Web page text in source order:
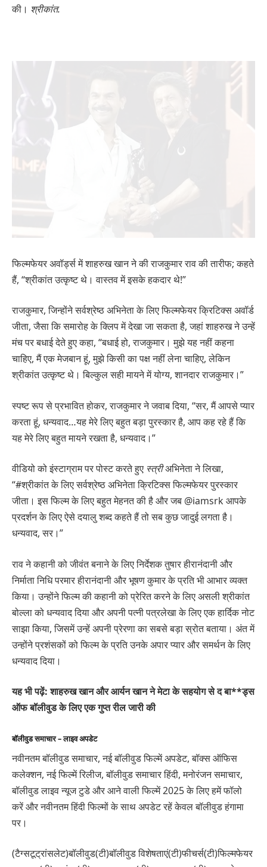
की। श्रीकांत.
फिल्मफेयर अवॉर्ड्स में शाहरुख खान ने की राजकुमार राव की तारीफ; कहते
हैं, “श्रीकांत उत्कृष्ट थे। वास्तव में इसके हकदार थे!”
राजकुमार, जिन्होंने सर्वश्रेष्ठ अभिनेता के लिए फिल्मफेयर क्रिटिक्स अवॉर्ड
जीता, जैसा कि समारोह के क्लिप में देखा जा सकता है, जहां शाहरुख ने उन्हें
मंच पर बधाई देते हुए कहा, “बधाई हो, राजकुमार। मुझे यह नहीं कहना
चाहिए, मैं एक मेजबान हूं, मुझे किसी का पक्ष नहीं लेना चाहिए, लेकिन
श्रीकांत उत्कृष्ट थे। बिल्कुल सही मायने में योग्य, शानदार राजकुमार।”
स्पष्ट रूप से प्रभावित होकर, राजकुमार ने जवाब दिया, “सर, मैं आपसे प्यार
करता हूं, धन्यवाद…यह मेरे लिए बहुत बड़ा पुरस्कार है, आप कह रहे हैं कि
यह मेरे लिए बहुत मायने रखता है, धन्यवाद।”
वीडियो को इंस्टाग्राम पर पोस्ट करते हुए स्त्रीअभिनेता ने लिखा,
“#श्रीकांत के लिए सर्वश्रेष्ठ अभिनेता क्रिटिक्स फिल्मफेयर पुरस्कार
जीता। इस फिल्म के लिए बहुत मेहनत की है और जब @iamsrk आपके
प्रदर्शन के लिए ऐसे दयालु शब्द कहते हैं तो सब कुछ जादुई लगता है।
धन्यवाद, सर।”
राव ने कहानी को जीवंत बनाने के लिए निर्देशक तुषार हीरानंदानी और
निर्माता निधि परमार हीरानंदानी और भूषण कुमार के प्रति भी आभार व्यक्त
किया। उन्होंने फिल्म की कहानी को प्रेरित करने के लिए असली श्रीकांत
बोल्ला को धन्यवाद दिया और अपनी पत्नी पत्रलेखा के लिए एक हार्दिक नोट
साझा किया, जिसमें उन्हें अपनी प्रेरणा का सबसे बड़ा स्रोत बताया। अंत में
उन्होंने प्रशंसकों को फिल्म के प्रति उनके अपार प्यार और समर्थन के लिए
धन्यवाद दिया।
यह भी पढ़ें: शाहरुख खान और आर्यन खान ने मेटा के सहयोग से द बा**ड्स
ऑफ बॉलीवुड के लिए एक गुप्त रील जारी की
बॉलीवुड समाचार – लाइव अपडेट
नवीनतम बॉलीवुड समाचार, नई बॉलीवुड फिल्में अपडेट, बॉक्स ऑफिस
कलेक्शन, नई फिल्में रिलीज, बॉलीवुड समाचार हिंदी, मनोरंजन समाचार,
बॉलीवुड लाइव न्यूज टुडे और आने वाली फिल्में 2025 के लिए हमें फॉलो
करें और नवीनतम हिंदी फिल्मों के साथ अपडेट रहें केवल बॉलीवुड हंगामा
पर।
(टैग्सटूट्रांसलेट)बॉलीवुड(टी)बॉलीवुड विशेषताएं(टी)फीचर्स(टी)फिल्मफेयर